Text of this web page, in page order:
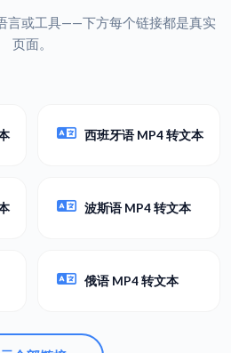
言或工具——下方每个链接都是真实
页面。
西班牙语 MP4 转文本
波斯语 MP4 转文本
俄语 MP4 转文本